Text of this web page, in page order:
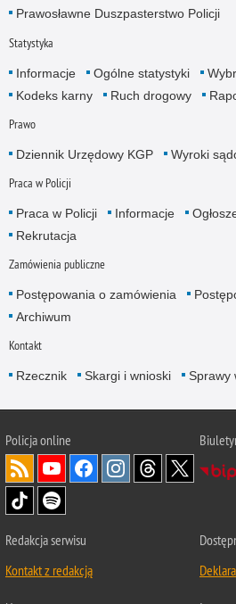
Prawosławne Duszpasterstwo Policji
Statystyka
Informacje Ogólne statystyki
Kodeks karny
Ruch drogowy
Prawo
Dziennik Urzędowy KGP Wyroki
Praca w Policji
Praca w Policji Informacje
Rekrutacja
Zamówienia publiczne
Postępowania o zamówienia
Archiwum
Kontakt
Rzecznik Skargi i wnioski Sprawy
Policjaonline
Redakcja serwisu
Kontakt z redakcją